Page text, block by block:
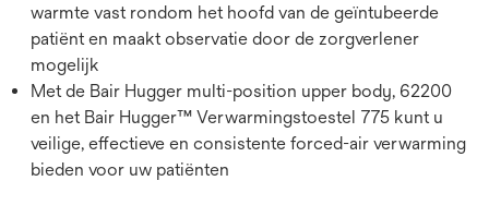
warmte vast rondom het hoofd van de geïntubeerde
patiënt en maakt observatie door de zorgverlener
mogelijk
Met de Bair Hugger multi-position upper body, 62200
en het Bair Hugger™ Verwarmingstoestel 775 kunt u
veilige, effectieve en consistente forced-air verwarming
bieden voor uw patiënten